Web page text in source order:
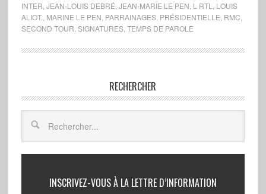
INTER JEAN-LOUIS DEBRÉ JEAN-MARIE LE PEN L RTL
LOUIS
ALIOT. MARINE LE PEN PARRAINAGES, PRÉSIDENTIELLE RMC
SECOND TOUR SIGNATURES, TEMPS DE PAROLE
RECHERCHER
INSCRIVEZ-VOUS À LA LETTRE D’INFORMATION